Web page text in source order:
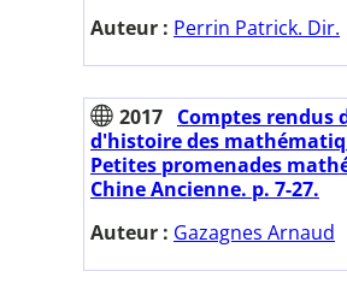
Auteur : Perrin Patrick. Dir.
2017 Comptes rendus
d'histoire des
Petites promenades
Chine Ancienne. p. 7-27.
Auteur : Gazagnes Arnaud